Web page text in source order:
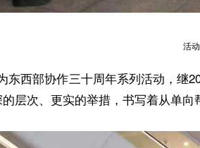
活
东西部协作三十周年系列活动，继
层次、更实的举措，书写着从单向